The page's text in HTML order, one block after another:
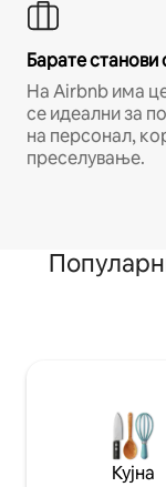
Барате станови
На Airbnb има
се идеални за
на персонал,
преселување.
Кујна